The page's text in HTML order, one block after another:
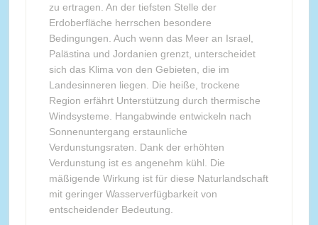
zu ertragen. An der tiefsten Stelle der
Erdoberfläche herrschen besondere
Bedingungen. Auch wenn das Meer an Israel,
Palästina und Jordanien grenzt, unterscheidet
sich das Klima von den Gebieten, die im
Landesinneren liegen. Die heiße, trockene
Region erfährt Unterstützung durch thermische
Windsysteme. Hangabwinde entwickeln nach
Sonnenuntergang erstaunliche
Verdunstungsraten. Dank der erhöhten
Verdunstung ist es angenehm kühl. Die
mäßigende Wirkung ist für diese Naturlandschaft
mit geringer Wasserverfügbarkeit von
entscheidender Bedeutung.